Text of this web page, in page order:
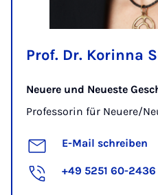
Prof. Dr. Korinna
Neuere und Neueste
Professorin für Neuere/
E-Mail schreiben
+49 5251 60-2436